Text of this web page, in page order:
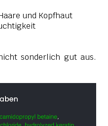
und Kopfhaut
sonderlich gut aus.